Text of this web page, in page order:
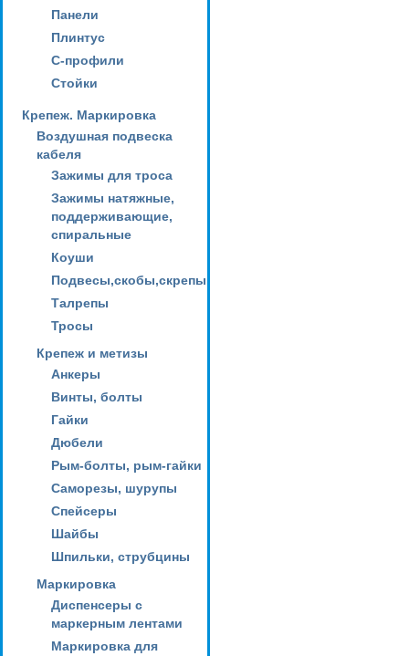
Панели
Плинтус
С-профили
Стойки
Крепеж. Маркировка
Воздушная подвеска
кабеля
Зажимы для троса
Зажимы натяжные,
поддерживающие,
спиральные
Коуши
Подвесы,скобы,скрепы
Талрепы
Тросы
Крепеж и метизы
Анкеры
Винты, болты
Гайки
Дюбели
Рым-болты, рым-гайки
Саморезы, шурупы
Спейсеры
Шайбы
Шпильки, струбцины
Маркировка
Диспенсеры с
маркерным лентами
Маркировка для